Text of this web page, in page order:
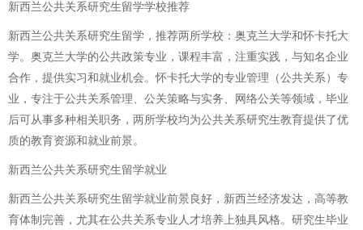
新西兰公共关系研究生留学学校推荐
新西兰公共关系研究生留学，推荐两所学校：奥克兰大学和怀卡托大
学。奥克兰大学的公共政策专业，课程丰富，注重实践，与知名企业
合作，提供实习和就业机会。怀卡托大学的专业管理（公共关系）专
业，专注于公共关系管理、公关策略与实务、网络公关等领域，毕业
后可从事多种相关职务，两所学校均为公共关系研究生教育提供了优
质的教育资源和就业前景。
新西兰公共关系研究生留学就业
新西兰公共关系研究生留学就业前景良好，新西兰经济发达，高等教
育体制完善，尤其在公共关系专业人才培养上独具风格。研究生毕业